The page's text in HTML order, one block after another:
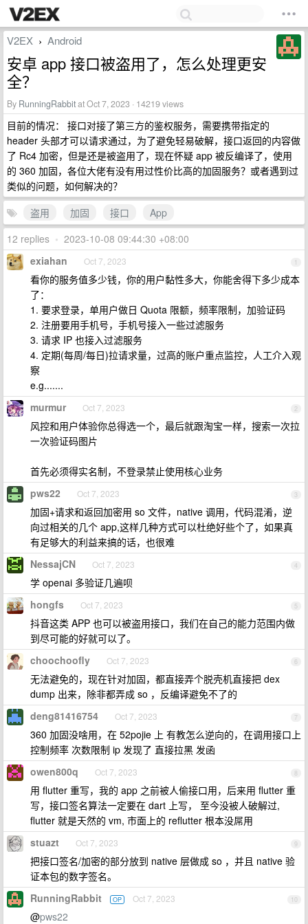
V2EX › Android
安卓 app 接口被盗用了，怎么处理更安
全？
By RunningRabbitat Oct 7, 2023 · 14219 views
目前的情况： 接口对接了第三方的鉴权服务，需要携带指定的
header 头部才可以请求通过，为了避免轻易破解，接口返回的内容做
了 Rc4 加密，但是还是被盗用了，现在怀疑 app 被反编译了，使用
的 360 加固，各位大佬有没有用过性价比高的加固服务？或者遇到过
类似的问题，如何解决的？
盗用
加固 接口
App
12 replies • 2023-10-08 09:44:30 +08:00
1
exiahan Oct 7, 2023
看你的服务值多少钱，你的用户黏性多大，你能舍得下多少成本
了：
1. 要求登录，单用户做日 Quota 限额，频率限制，加验证码
2. 注册要用手机号，手机号接入一些过滤服务
3. 请求 IP 也接入过滤服务
4. 定期(每周/每日)拉请求量，过高的账户重点监控，人工介入观
察
e.g.......
2
murmur Oct 7, 2023
风控和用户体验你总得选一个，最后就跟淘宝一样，搜索一次拉
一次验证码图片
首先必须得实名制，不登录禁止使用核心业务
3
pws22 Oct 7, 2023
加固+请求和返回加密用 so 文件，native 调用，代码混淆，逆
向过相关的几个 app,这样几种方式可以杜绝好些个了，如果真
有足够大的利益来搞的话，也很难
4
NessajCN Oct 7, 2023
学 openai 多验证几遍呗
5
hongfs Oct 7, 2023
抖音这类 APP 也可以被盗用接口，我们在自己的能力范围内做
到尽可能的好就可以了。
6
choochoofly Oct 7, 2023
无法避免的，现在针对加固，都直接弄个脱壳机直接把 dex
dump 出来，除非都弄成 so ，反编译避免不了的
7
deng81416754 Oct 7, 2023
360 加固没啥用，在 52pojie 上 有教怎么逆向的，在调用接口上
控制频率 次数限制 ip 发现了 直接拉黑 发函
8
owen800q Oct 7, 2023
用 flutter 重写，我的 app 之前被人偷接口用，后来用 flutter 重
写，接口签名算法一定要在 dart 上写， 至今没被人破解过,
flutter 就是天然的 vm, 市面上的 reflutter 根本没屌用
9
stuazt Oct 7, 2023
把接口签名/加密的部分放到 native 层做成 so ，并且 native 验
证本包的数字签名。
10
RunningRabbit OP Oct 7, 2023
@pws22